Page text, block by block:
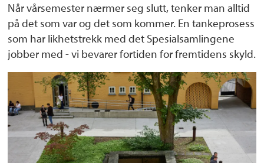
Når vårsemester nærmer seg slutt, tenker man alltid
på det som var og det som kommer. En tankeprosess
som har likhetstrekk med det Spesialsamlingene
jobber med - vi bevarer fortiden for fremtidens skyld.